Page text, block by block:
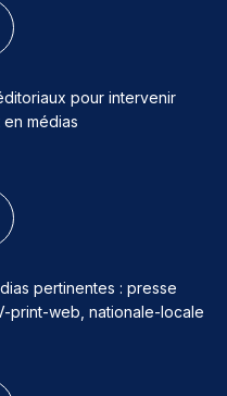
pour intervenir
médias
pertinentes : presse
print-web, nationale-locale